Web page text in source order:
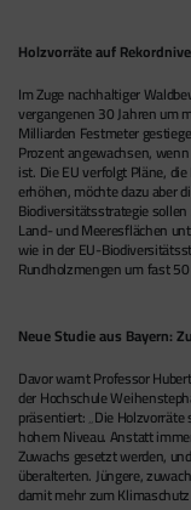
Holzvorräte auf
Im Zuge nachhaltiger
vergangenen 30 Jahren um
Milliarden Festmeter
Prozent angewachsen,
ist. Die EU verfolgt Pläne,
erhöhen, möchte dazu aber
Biodiversitätsstrategie
Land- und Meeresflächen
wie in der EU-
Rundholzmengen um fast
Neue Studie aus Bayern:
Davor warnt Professor
der Hochschule
präsentiert: „Die
hohem Niveau. Anstatt
Zuwachs gesetzt werden,
überalterten. Jüngere,
damit mehr zum Klimaschutz